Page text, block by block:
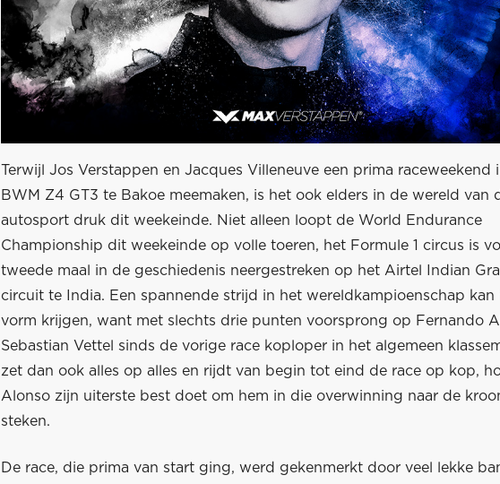
Terwijl Jos Verstappen en Jacques Villeneuve een prima raceweekend
BWM Z4 GT3 te Bakoe meemaken, is het ook elders in de wereld van
autosport druk dit weekeinde. Niet alleen loopt de World Endurance
Championship dit weekeinde op volle toeren, het Formule 1 circus is
tweede maal in de geschiedenis neergestreken op het Airtel Indian
circuit te India. Een spannende strijd in het wereldkampioenschap kan
vorm krijgen, want met slechts drie punten voorsprong op Fernando
Sebastian Vettel sinds de vorige race koploper in het algemeen
zet dan ook alles op alles en rijdt van begin tot eind de race op kop,
Alonso zijn uiterste best doet om hem in die overwinning naar de
steken.
De race, die prima van start ging, werd gekenmerkt door veel lekke